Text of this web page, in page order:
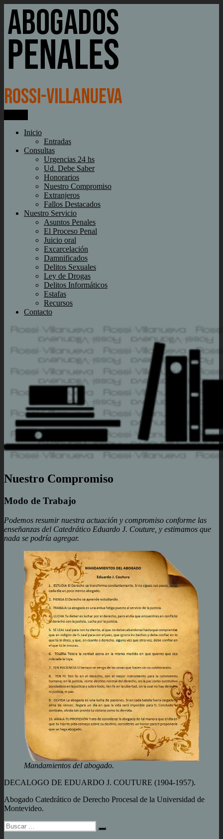
contenido
Rossi-Villanueva
Abogados penales
Inicio
Entradas
Consultas
Urgencias 24 hs
Ud. Debe Saber
Honorarios
Nuestro Compromiso
Extranjeros
Fallos Destacados
Nuestro Servicio
Asuntos Penales
El Proceso Penal
Juicio oral
Excarcelación
Damnificados
Delitos Sexuales
Ley de Drogas
Delitos Informáticos
Estafas
Recursos
Contacto
Nuestro Compromiso
Modo de Trabajo
Podemos resumir nuestra actuación y compromiso conforme las
enseñanzas del Catedrático Eduardo J. Couture, y estimamos que
nada se podría agregar.
Mandamientos del abogado.
DECALOGO DE EDUARDO J. COUTURE (1904-1957).
Abogado Catedrático de Derecho Procesal de la Universidad de
Montevideo.
Buscar
por:
Buscar